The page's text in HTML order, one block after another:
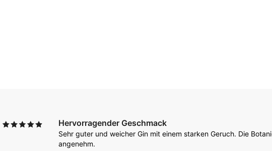
Hervorragender Geschmack
Sehr guter und weicher Gin mit einem starken Geruch. Die
angenehm.